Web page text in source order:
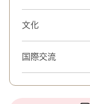
文化
国際交流